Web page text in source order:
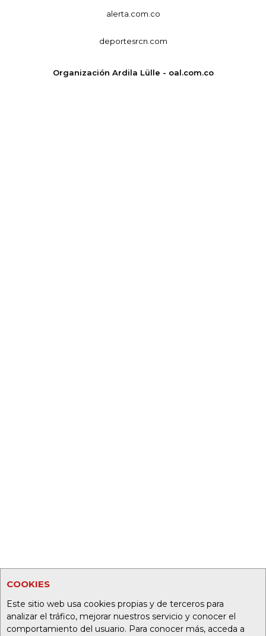
COOKIES
Este sitio web usa cookies propias y de terceros para
analizar el tráfico, mejorar nuestros servicio y conocer el
comportamiento del usuario. Para conocer más, acceda a
alerta.com.co
deportesrcn.com
Organización Ardila Lülle - oal.com.co